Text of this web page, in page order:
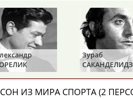
Абдула
АБДУЛЖАЛИЛОВ
Магомед
АБДУЛКАГИРОВ
спортсмене, тренере,
Герои спорта - это одни
Ольга
КНЯЗЕВА
ИЗ МИРА СПОРТА (2